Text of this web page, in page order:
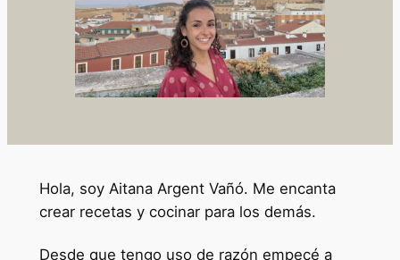
Hola, soy Aitana Argent Vañó. Me encanta
crear recetas y cocinar para los demás.
Desde que tengo uso de razón empecé a